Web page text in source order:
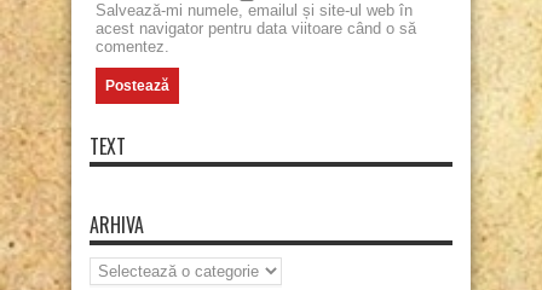
Salvează-mi numele, emailul și site-ul web în
acest navigator pentru data viitoare când o să
comentez.
TEXT
ARHIVA
Arhiva